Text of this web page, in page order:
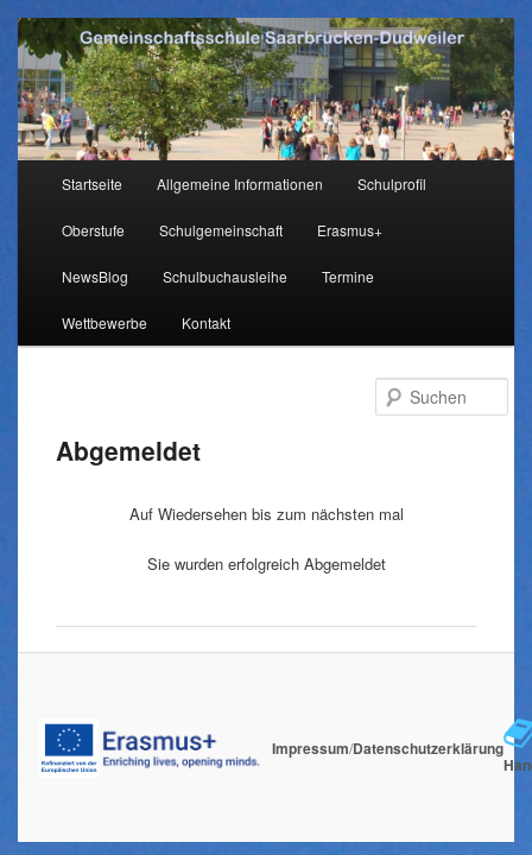
Zum
Inhalt
wechseln
Startseite Allgemeine Informationen Schulprofil
Oberstufe Schulgemeinschaft Erasmus+
NewsBlog Schulbuchausleihe Termine
Wettbewerbe Kontakt
Abgemeldet
Auf Wiedersehen bis zum nächsten mal
Sie wurden erfolgreich Abgemeldet
Impressum/Datenschutzerklärung